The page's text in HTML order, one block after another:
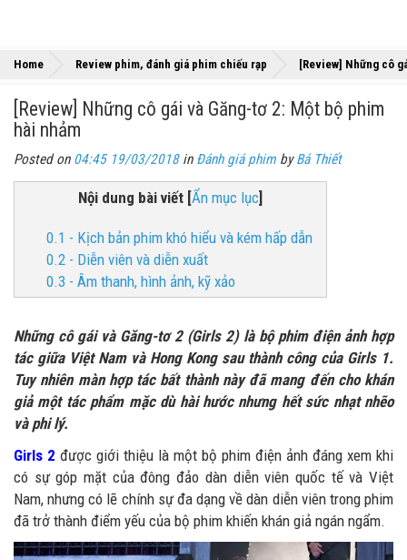
Home Review phim, đánh giá phim chiếu rạp [Review] Những cô
[Review] Những cô gái và Găng-tơ 2: Một bộ phim
hài nhảm
Posted on 04:45 19/03/2018in Đánh giá phim byBá Thiết
Nội dung bài viết [Ẩn mục lục]
0.1 - Kịch bản phim khó hiểu và kém hấp dẫn
0.2 - Diễn viên và diễn xuất
0.3 - Âm thanh, hình ảnh, kỹ xảo
Những cô gái và Găng-tơ 2 (Girls 2) là bộ phim điện ảnh hợp
tác giữa Việt Nam và Hong Kong sau thành công của Girls 1.
Tuy nhiên màn hợp tác bất thành này đã mang đến cho khán
giả một tác phẩm mặc dù hài hước nhưng hết sức nhạt nhẽo
và phi lý.
Girls 2 được giới thiệu là một bộ phim điện ảnh đáng xem khi
có sự góp mặt của đông đảo dàn diễn viên quốc tế và Việt
Nam, nhưng có lẽ chính sự đa dạng về dàn diễn viên trong phim
đã trở thành điểm yếu của bộ phim khiến khán giả ngán ngẩm.